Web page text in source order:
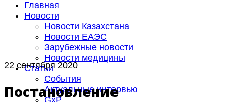
Главная
Новости
Новости Казахстана
Новости ЕАЭС
Зарубежные новости
Новости медицины
Статьи
События
Актуальные интервью
22 сентября 2020
Постановление